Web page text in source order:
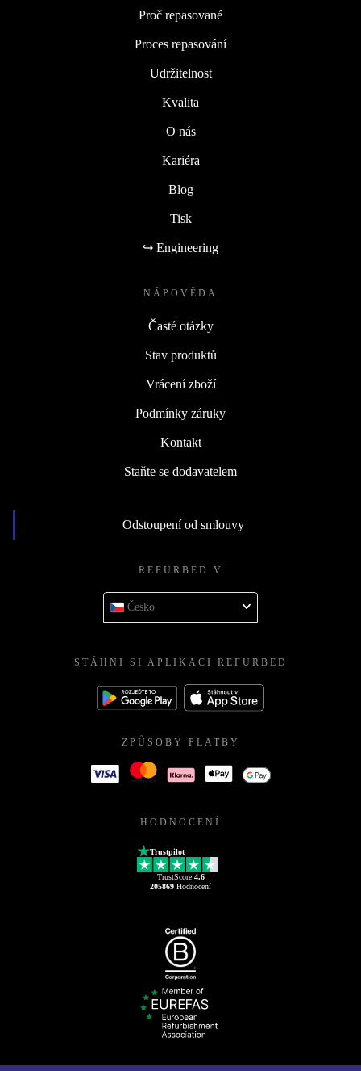
Proč repasované
Proces repasování
Udržitelnost
Kvalita
O nás
Kariéra
Blog
Tisk
↪ Engineering
NÁPOVĚDA
Časté otázky
Stav produktů
Vrácení zboží
Podmínky záruky
Kontakt
Staňte se dodavatelem
Odstoupení od smlouvy
REFURBED V
Česko
STÁHNI SI APLIKACI REFURBED
ZPŮSOBY PLATBY
HODNOCENÍ
Trustpilot
TrustScore 4.6
205869 Hodnocení